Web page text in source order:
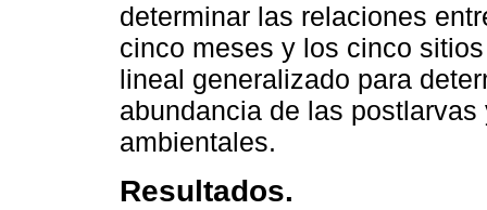
determinar las relaciones
cinco meses y los cinco
lineal generalizado para
abundancia de las
ambientales.
Resultados.